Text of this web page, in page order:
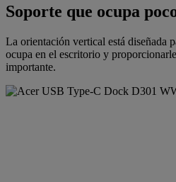
Soporte que ocupa
La orientación vertical está diseñada
ocupa en el escritorio y
importante.